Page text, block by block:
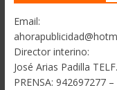
Email:
Director interino:
José Arias Padilla
PRENSA: 942697277